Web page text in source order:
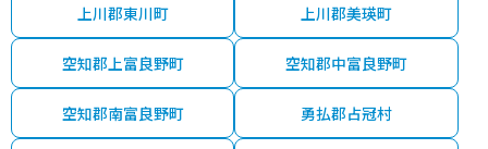
上川郡東川町 上川郡美瑛町
空知郡上富良野町 空知郡中富良野町
空知郡南富良野町 勇払郡占冠村